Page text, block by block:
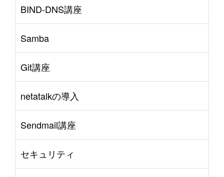
BIND-DNS講座
Samba
Git講座
netatalkの導入
Sendmail講座
セキュリティ